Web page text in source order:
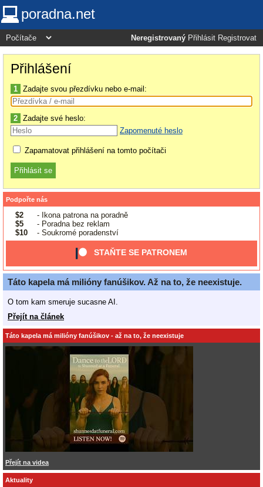
poradna.net
Neregistrovaný Přihlásit Registrovat
Přihlášení
1 Zadajte svou přezdívku nebo e-mail:
2 Zadajte své heslo:
Zapomenuté heslo
Zapamatovat přihlášení na tomto počítači
Podpořte nás
$2
- Ikona patrona na poradně
$5
- Poradna bez reklam
$10
- Soukromé poradenství
STAŇTE SE PATRONEM
Táto kapela má milióny fanúšikov. Až na to, že neexistuje.
O tom kam smeruje sucasne AI.
Přejít na článek
Táto kapela má milióny fanúšikov - až na to, že neexistuje
Přejít na videa
Aktuality